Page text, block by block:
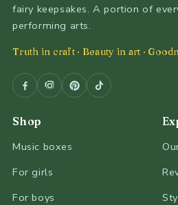
fairy keepsakes. A portion of
performing arts.
Truth in craft · Beauty in art ·
Shop
Music boxes
For girls
For boys